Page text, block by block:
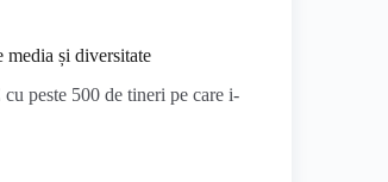
și diversitate
peste 500 de tineri pe care i-